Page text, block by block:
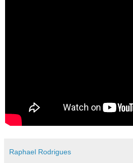
Raphael Rodrigues